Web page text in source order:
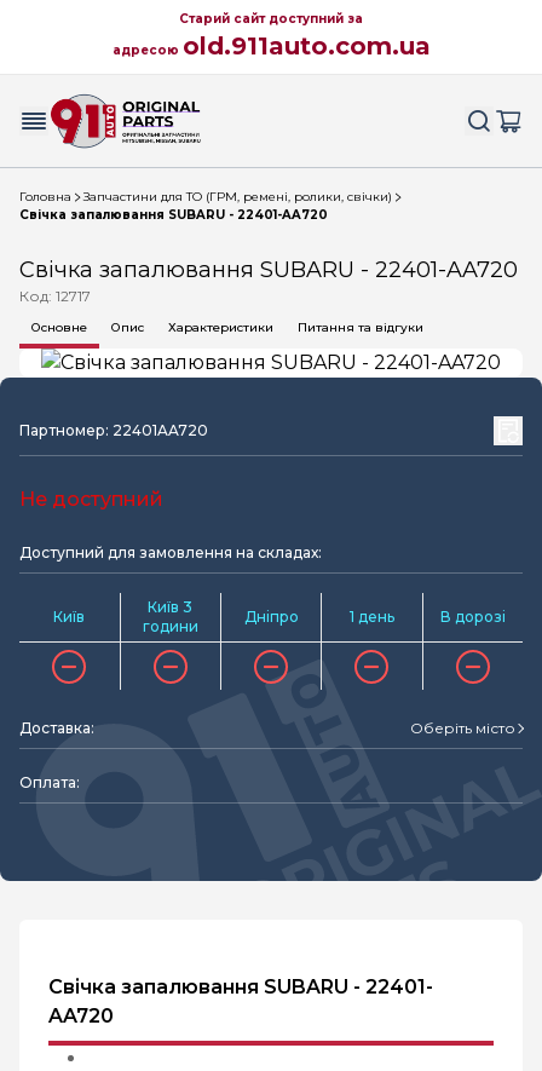
Старий сайт доступний за
адресою old.911auto.com.ua
Головна
Запчастини для ТО (ГРМ, ремені, ролики, свічки)
Свічка запалювання SUBARU - 22401-AA720
Свічка запалювання SUBARU - 22401-AA720
Код: 12717
Основне Опис Характеристики Питання та відгуки
Партномер: 22401AA720
Не доступний
Доступний для замовлення на складах:
Київ
Київ 3
години
Дніпро 1 день В дорозі
Доставка: Оберіть місто
Оплата:
Свічка запалювання SUBARU - 22401-
AA720